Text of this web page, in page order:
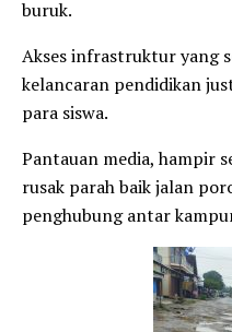
buruk.
Akses infrastruktur yang
kelancaran pendidikan
para siswa.
Pantauan media, hampir
rusak parah baik jalan
penghubung antar